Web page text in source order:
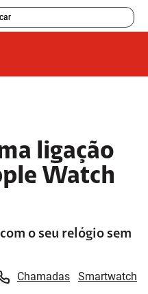
ligação
Watch
o seu relógio sem
Chamadas Smartwatch